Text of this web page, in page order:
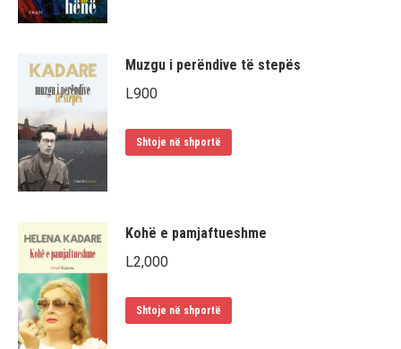
Muzgu i perëndive të stepës
L900
Shtoje në shportë
Kohë e pamjaftueshme
L2,000
Shtoje në shportë